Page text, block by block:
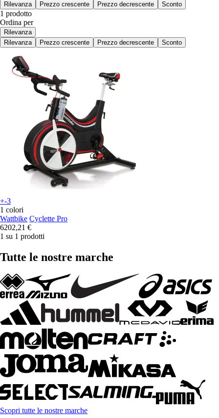
Rilevanza
Prezzo crescente Prezzo decrescente Sconto
1 prodotto
Ordina per
Rilevanza
Rilevanza
Prezzo crescente Prezzo decrescente Sconto
+-3
1 colori
Wattbike Cyclette Pro
6202,21 €
1 su 1 prodotti
Tutte le nostre marche
Scopri tutte le nostre marche